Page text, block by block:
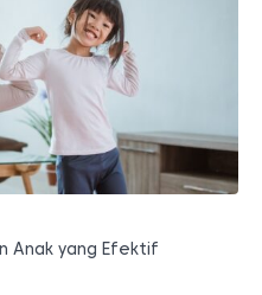
Anak yang Efektif